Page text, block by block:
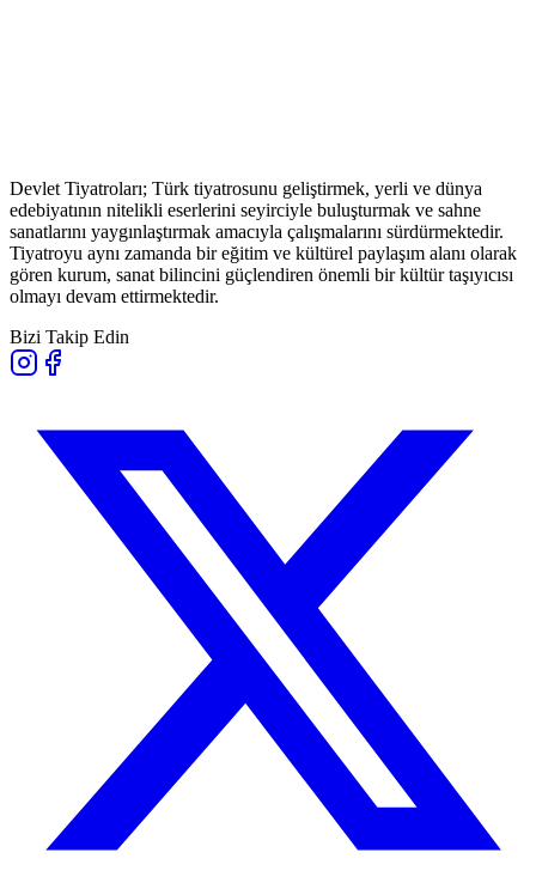
Devlet Tiyatroları; Türk tiyatrosunu geliştirmek, yerli ve dünya
edebiyatının nitelikli eserlerini seyirciyle buluşturmak ve sahne
sanatlarını yaygınlaştırmak amacıyla çalışmalarını sürdürmektedir.
Tiyatroyu aynı zamanda bir eğitim ve kültürel paylaşım alanı olarak
gören kurum, sanat bilincini güçlendiren önemli bir kültür taşıyıcısı
olmayı devam ettirmektedir.
Bizi Takip Edin